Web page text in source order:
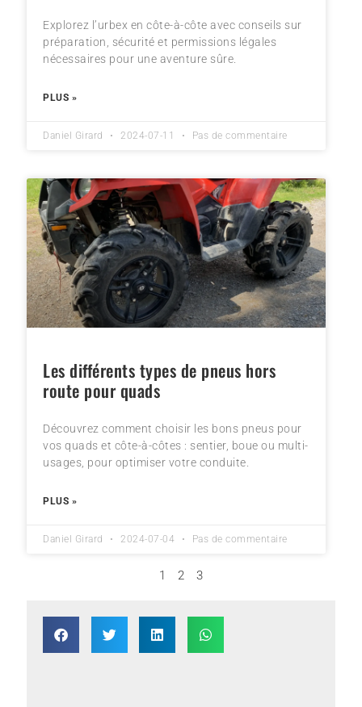
Explorez l’urbex en côte-à-côte avec conseils sur
préparation, sécurité et permissions légales
nécessaires pour une aventure sûre.
PLUS »
Daniel Girard 2024-07-11 Pas de commentaire
Les différents types de pneus hors
route pour quads
Découvrez comment choisir les bons pneus pour
vos quads et côte-à-côtes : sentier, boue ou multi-
usages, pour optimiser votre conduite.
PLUS »
Daniel Girard 2024-07-04 Pas de commentaire
1 2 3